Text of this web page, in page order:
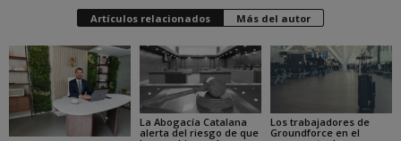
Artículos relacionados Más del autor
La Abogacía Catalana
alerta del riesgo de que
Los trabajadores de
Groundforce en el